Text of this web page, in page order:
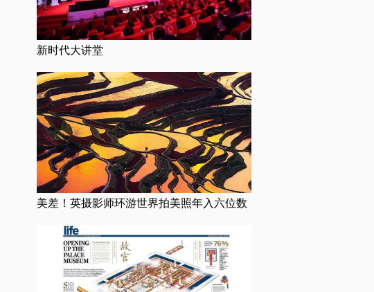
新时代大讲堂
美差！英摄影师环游世界拍美照年入六位数